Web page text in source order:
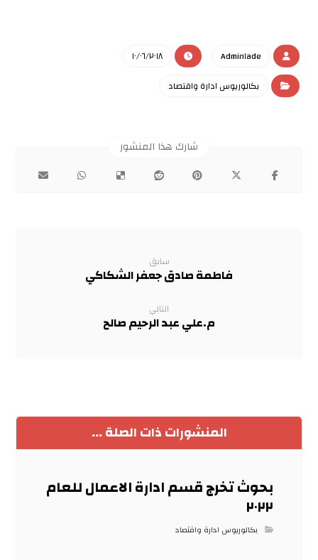
Admin١ade
١٠/٠٦/٢٠١٨
بكالوريوس ادارة واقتصاد
سابق
فاطمة صادق جعفر الشكاكي
التالي
م.علي عبد الرحيم صالح
المنشورات ذات الصلة ...
بحوث تخرج قسم ادارة الاعمال للعام
٢٠٢٢
بكالوريوس ادارة واقتصاد